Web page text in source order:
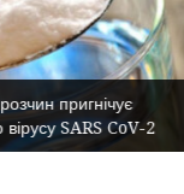
пригнічує
вірусу SARS CoV-2